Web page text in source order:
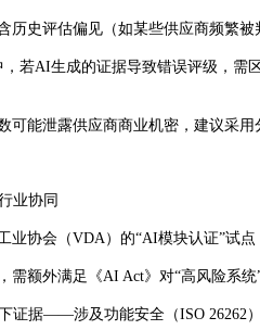
历史评估偏见（如某些供应商频繁
若AI生成的证据导致错误评级，
可能泄露供应商商业机密，建议采
业协同
业协会（VDA）的“AI模块认证”试
需额外满足《AI Act》对“高风险系
证据——涉及功能安全（ISO 26262